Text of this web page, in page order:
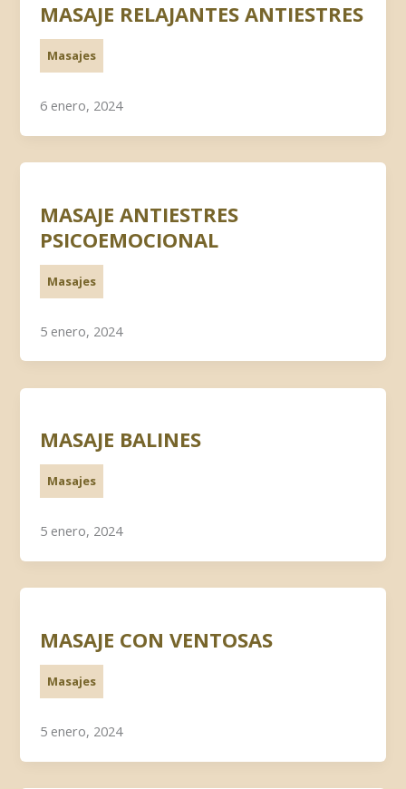
MASAJE RELAJANTES ANTIESTRES
Masajes
6 enero, 2024
MASAJE ANTIESTRES
PSICOEMOCIONAL
Masajes
5 enero, 2024
MASAJE BALINES
Masajes
5 enero, 2024
MASAJE CON VENTOSAS
Masajes
5 enero, 2024